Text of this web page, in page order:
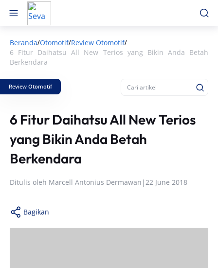
Beranda/Otomotif/Review Otomotif/
6 Fitur Daihatsu All New Terios yang Bikin Anda Betah
Berkendara
Review Otomotif
6 Fitur Daihatsu All New Terios
yang Bikin Anda Betah
Berkendara
Ditulis oleh Marcell Antonius Dermawan |22 June 2018
Bagikan